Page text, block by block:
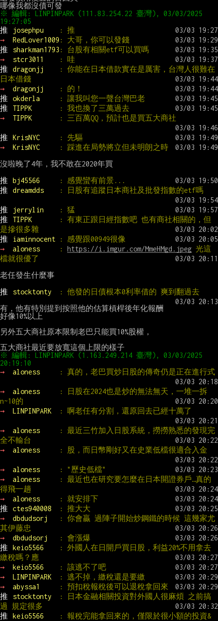
※ 編輯: LINPINPARK (111.83.254.22 臺灣), 03/03/2025
推
josephpu
: 推
→
RedLover1009 : 大哥，你可以發錢
推
sharkman1793 : 台股有相關etf可以買嗎
→
stcr3011
: 哇
推
dragonjj
: 你能在日本借款實在是厲害，台灣人很難在
日本借錢
→
dragonjj
: 的！
推
okderla
: 讓我叫您一聲台灣巴老
推
TIPPK
: 我也換了三萬過去
→
TIPPK : 三百萬QQ，預計也是買五大商社
推 KrisNYC
: 先驅
→
KrisNYC
: 踩進在局勢將立但未明朗之時
沒啦晚了4年，我不敢在2020年買
推
bj45566
: 感覺蠻有前景...
推
dreamdds : 日股有追蹤日本商社及批發指數的etf嗎
推 jerrylin
: 猛
推
TIPPK
: 有東正跟日經指數吧 也有商社相關的，但
是摻很多雜
推
iaminnocent
: 感覺跟00949很像
→
aloness : https://i.imgur.com/MmeHMgd.jpeg 光這
檔就很優了
老任發生什麼事
推
stocktonty
: 他發的日債根本0利率借的 爽到翻過去
有，他有特別提到按照他的估算槓桿後年化報酬
好像10%以上
另外五大商社原本限制老巴只能買10%股權，
※ 編輯: LINPINPARK (1.163.249.214 臺灣), 03/03/2025
→
aloness : 真的，老巴買炒日股的傳奇仍是正在進行式
→ aloness
: 日股在2024也是炒的無法無天，一堆一拆
n~10的
→
LINPINPARK : 啊老任有分割，還原回去已經十萬了
→ aloness
: 最近三竹加入日股系統，撈撈熟悉的發現完
全不輸台
→
aloness : 股，而日幣剛好又在史業低檔很適合入金
→ aloness
: "歷史低檔"
→
aloness
: 最近也在研究要怎麼在日本開證券戶…真的
得飛一趟
→
aloness
: 就安排下
推
ctes940008
: 推大大
→
dbdudsorj
: 你會贏 過陣子開始炒鋼鐵的時候 這幾家尤
其伊藤忠
→
dbdudsorj
: 會漲爆
推
keio5566
: 外國人在日開戶買日股，利益20%不用拿去
繳稅嗎？應
→
keio5566
: 該逃不了吧
→
LINPINPARK
: 逃不掉，繳稅還是要繳
→
abyssa1
: 預扣稅報稅後可以退稅拿回來
推
stocktonty
: 日本金融相關投資對外國人很麻煩 之前搞
過 規定很多
推
keio5566
: 報稅完能拿回來的，僅限於很小額的投資&